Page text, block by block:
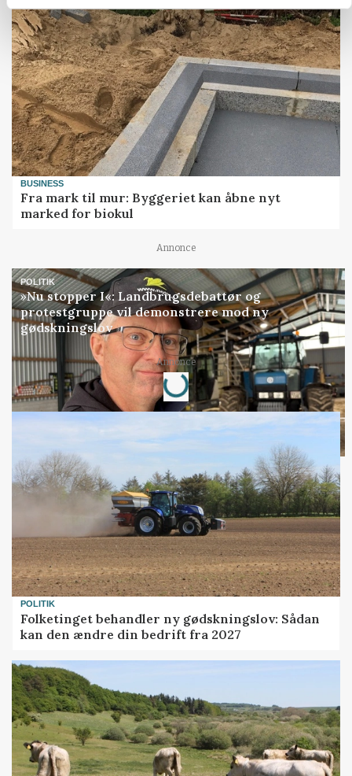
BUSINESS
Fra mark til mur: Byggeriet kan åbne nyt
marked for biokul
Annonce
POLITIK
»Nu stopper I«: Landbrugsdebattør og
protestgruppe vil demonstrere mod ny
gødskningslov
Annonce
Loading...
POLITIK
Folketinget behandler ny gødskningslov: Sådan
kan den ændre din bedrift fra 2027